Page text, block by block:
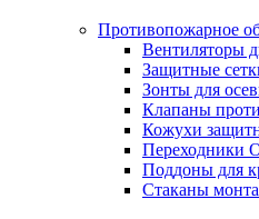
Противопожарное
Вентиляторы
Защитные
Зонты для
Клапаны
Кожухи
Переходники
Поддоны для
Стаканы